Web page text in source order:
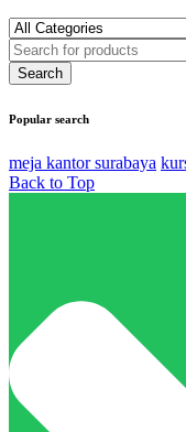
Popular search
meja kantor surabaya
Back to Top